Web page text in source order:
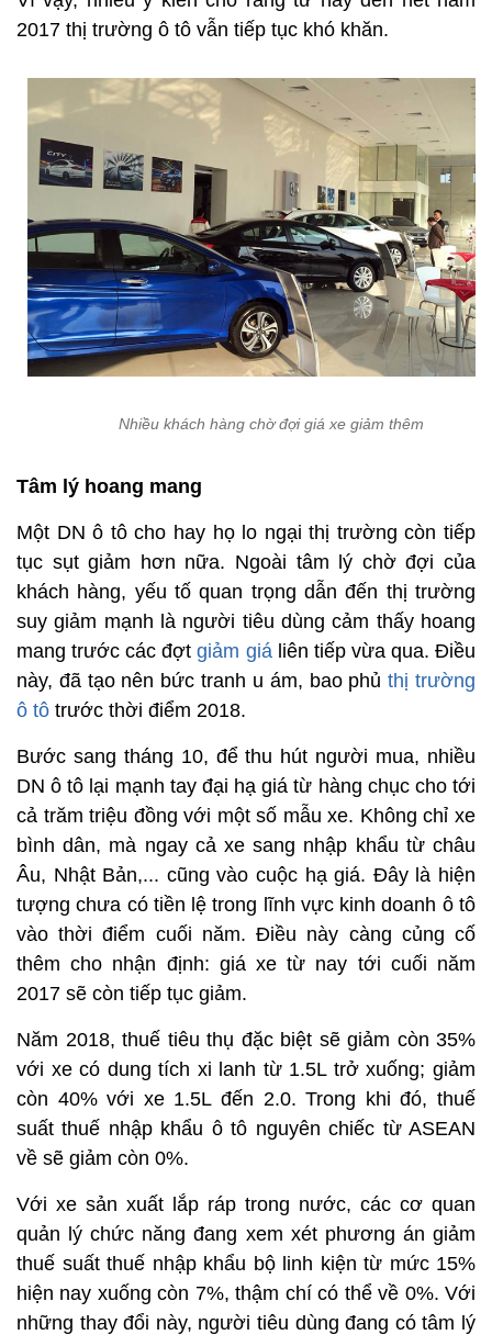
2017 thị trường ô tô vẫn tiếp tục khó khăn.
Nhiều khách hàng chờ đợi giá xe giảm thêm
Tâm lý hoang mang
Một DN ô tô cho hay họ lo ngại thị trường còn tiếp
tục sụt giảm hơn nữa. Ngoài tâm lý chờ đợi của
khách hàng, yếu tố quan trọng dẫn đến thị trường
suy giảm mạnh là người tiêu dùng cảm thấy hoang
mang trước các đợtgiảm giáliên tiếp vừa qua. Điều
này, đã tạo nên bức tranh u ám, bao phủthị trường
ô tô trước thời điểm 2018.
Bước sang tháng 10, để thu hút người mua, nhiều
DN ô tô lại mạnh tay đại hạ giá từ hàng chục cho tới
cả trăm triệu đồng với một số mẫu xe. Không chỉ xe
bình dân, mà ngay cả xe sang nhập khẩu từ châu
Âu, Nhật Bản,... cũng vào cuộc hạ giá. Đây là hiện
tượng chưa có tiền lệ trong lĩnh vực kinh doanh ô tô
vào thời điểm cuối năm. Điều này càng củng cố
thêm cho nhận định: giá xe từ nay tới cuối năm
2017 sẽ còn tiếp tục giảm.
Năm 2018, thuế tiêu thụ đặc biệt sẽ giảm còn 35%
với xe có dung tích xi lanh từ 1.5L trở xuống; giảm
còn 40% với xe 1.5L đến 2.0. Trong khi đó, thuế
suất thuế nhập khẩu ô tô nguyên chiếc từ ASEAN
về sẽ giảm còn 0%.
Với xe sản xuất lắp ráp trong nước, các cơ quan
quản lý chức năng đang xem xét phương án giảm
thuế suất thuế nhập khẩu bộ linh kiện từ mức 15%
hiện nay xuống còn 7%, thậm chí có thể về 0%. Với
những thay đổi này, người tiêu dùng đang có tâm lý